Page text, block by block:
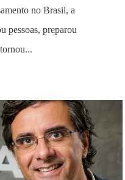
no Brasil, a
pessoas, preparou